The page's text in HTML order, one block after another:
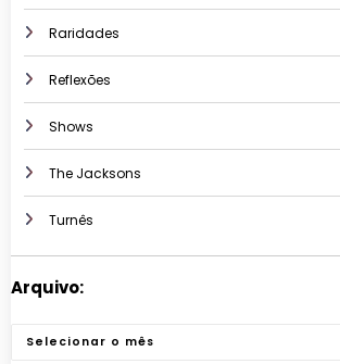
Raridades
Reflexões
Shows
The Jacksons
Turnês
Arquivo:
Arquivos